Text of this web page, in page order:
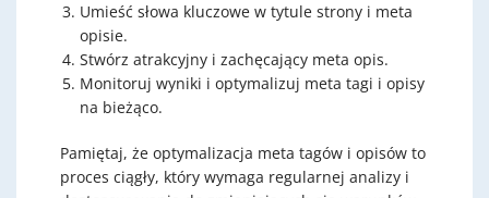
Umieść słowa kluczowe w tytule strony i meta
opisie.
Stwórz atrakcyjny i zachęcający meta opis.
Monitoruj wyniki i optymalizuj meta tagi i opisy
na bieżąco.
Pamiętaj, że optymalizacja meta tagów i opisów to
proces ciągły, który wymaga regularnej analizy i